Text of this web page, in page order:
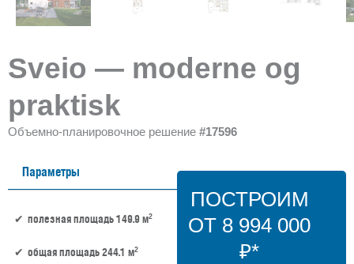
Sveio — moderne og
praktisk
Объемно-планировочное решение #17596
Параметры
полезная площадь 149.9 м2
общая площадь 244.1 м2
ПОСТРОИМ
ОТ 8 994 000
₽*